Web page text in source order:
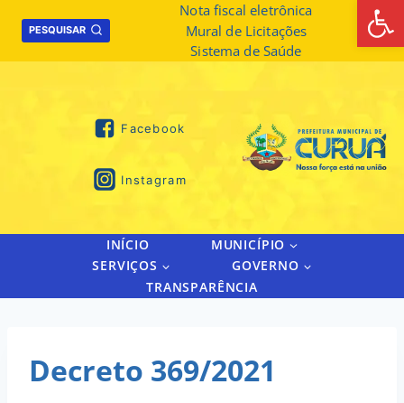
PESQUISAR
Nota fiscal eletrônica
Mural de Licitações
Sistema de Saúde
Facebook
Instagram
INÍCIO
MUNICÍPIO
SERVIÇOS
GOVERNO
TRANSPARÊNCIA
Decreto 369/2021